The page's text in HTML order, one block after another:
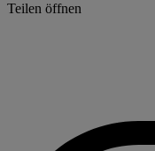
Teilen öffnen